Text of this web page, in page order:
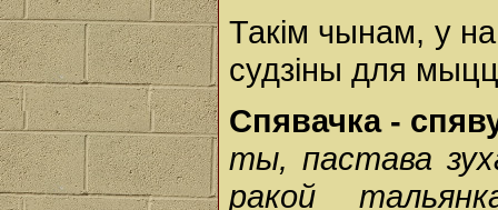
Такім чынам, у
судзіны для
Спявачка -
ты, пастава
ракой